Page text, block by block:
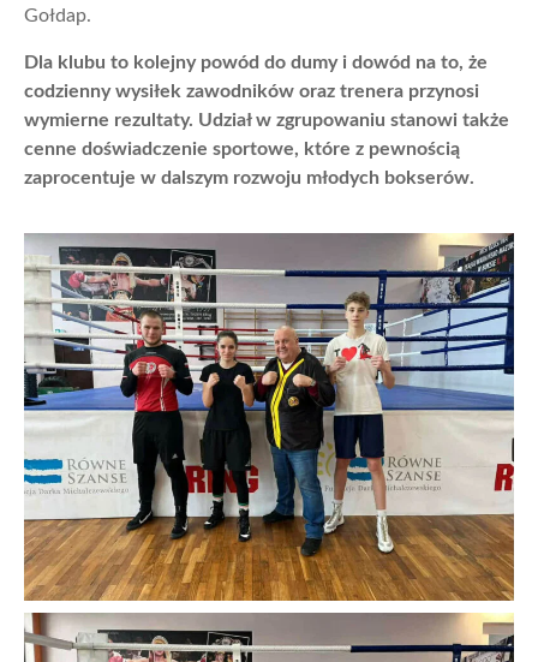
Gołdap.
Dla klubu to kolejny powód do dumy i dowód na to, że
codzienny wysiłek zawodników oraz trenera przynosi
wymierne rezultaty. Udział w zgrupowaniu stanowi także
cenne doświadczenie sportowe, które z pewnością
zaprocentuje w dalszym rozwoju młodych bokserów.